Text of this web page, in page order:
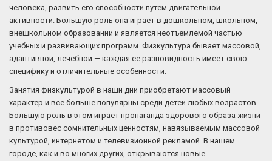
человека, развить его способности путем двигательной
активности. Большую роль она играет в дошкольном, школьном,
внешкольном образовании и является неотъемлемой частью
учебных и развивающих программ. Физкультура бывает массовой,
адаптивной, лечебной — каждая ее разновидность имеет свою
специфику и отличительные особенности.
Занятия физкультурой в наши дни приобретают массовый
характер и все больше популярны среди детей любых возрастов.
Большую роль в этом играет пропаганда здорового образа жизни
в противовес сомнительных ценностям, навязываемым массовой
культурой, интернетом и телевизионной рекламой. В нашем
городе, как и во многих других, открываются новые